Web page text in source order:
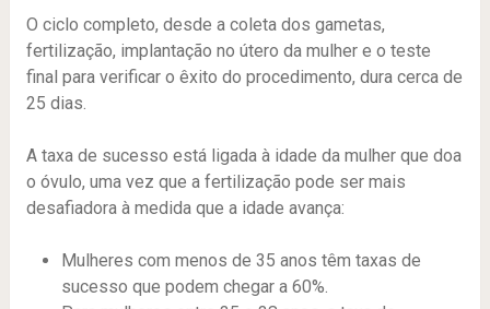
O ciclo completo, desde a coleta dos gametas,
fertilização, implantação no útero da mulher e o teste
final para verificar o êxito do procedimento, dura cerca de
25 dias.
A taxa de sucesso está ligada à idade da mulher que doa
o óvulo, uma vez que a fertilização pode ser mais
desafiadora à medida que a idade avança:
Mulheres com menos de 35 anos têm taxas de
sucesso que podem chegar a 60%.